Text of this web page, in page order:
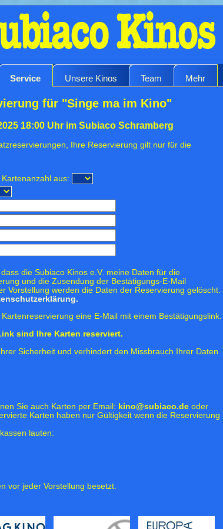
Service Unsere Kinos Team Mehr
für "Singe ma im Kino"
18:00 Uhr im Subiaco Schramberg
Ihre Reservierung gilt nur für die
aus:
die Subiaco Kinos e.V. meine Daten für die
und die Zusendung der Bestätigungs-E-Mail
Vorstellung werden die Daten der Reservierung gelöscht.
eine E-Mail mit einem Bestätigungslink.
sind Ihre Karten reserviert.
Sicherheit und verhindert den Missbrauch Ihrer Daten
Sie auch Karten per Email: kino@subiaco.de oder
Karten haben nur Gültigkeit wenn die Reservierung
lauten:
vor jeder Vorstellung besetzt.